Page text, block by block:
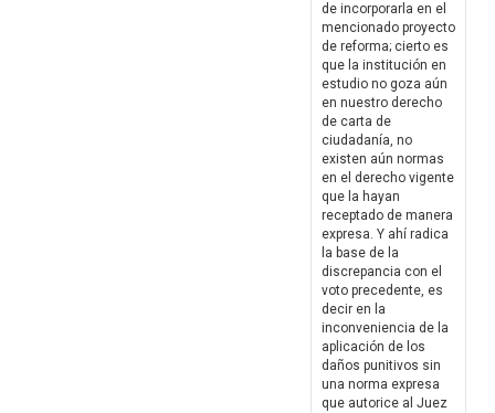
de incorporarla en el
mencionado proyecto
de reforma; cierto es
que la institución en
estudio no goza aún
en nuestro derecho
de carta de
ciudadanía, no
existen aún normas
en el derecho vigente
que la hayan
receptado de manera
expresa. Y ahí radica
la base de la
discrepancia con el
voto precedente, es
decir en la
inconveniencia de la
aplicación de los
daños punitivos sin
una norma expresa
que autorice al Juez